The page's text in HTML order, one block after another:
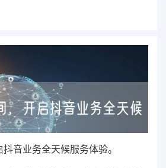
音业务全天候服务体验。